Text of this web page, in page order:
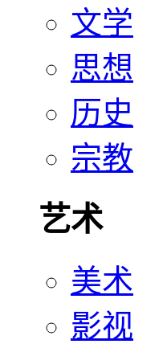
文学
思想
历史
宗教
艺术
美术
影视